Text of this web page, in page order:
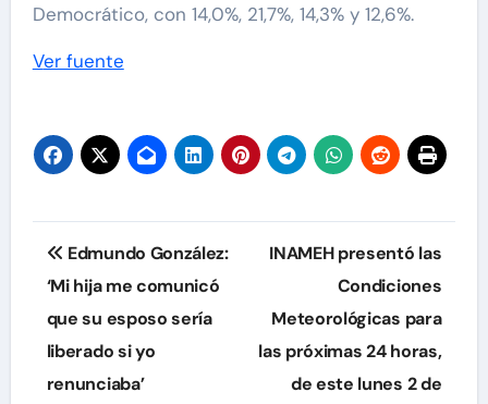
Democrático, con 14,0%, 21,7%, 14,3% y 12,6%.
Ver fuente
Navegación
de
entradas
Edmundo González:
‘Mi hija me comunicó
que su esposo sería
liberado si yo
renunciaba’
INAMEH presentó las
Condiciones
Meteorológicas para
las próximas 24 horas,
de este lunes 2 de